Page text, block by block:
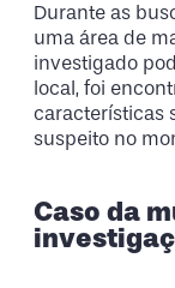
Durante as
uma área de
investigado
local, foi
características
suspeito no
Caso da